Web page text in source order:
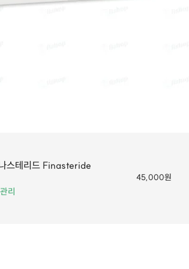
스테리드 Finasteride
리
45,000원